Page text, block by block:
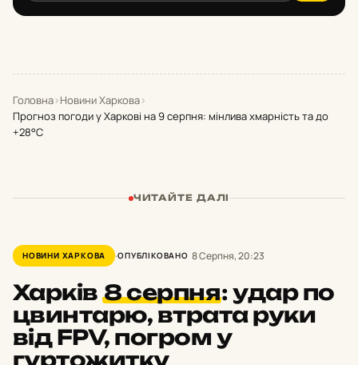
Головна›Новини Харкова›
Прогноз погоди у Харкові на 9 серпня: мінлива хмарність та до
+28°С
ЧИТАЙТЕ ДАЛІ
НОВИНИ ХАРКОВА ОПУБЛІКОВАНО 8 Серпня, 20:23
Харків8 серпня:удар по
цвинтарю, втрата руки
від FPV, погром у
гуртожитку